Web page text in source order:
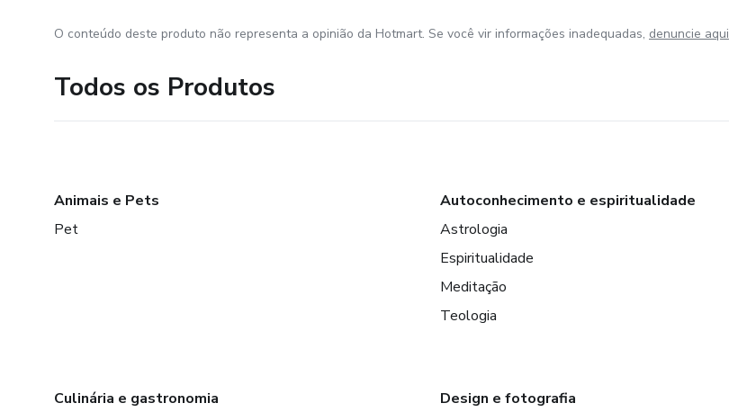
O conteúdo deste produto não representa a opinião da Hotmart. Se você vir informações inadequadas, denuncie aqui
Todos os Produtos
Animais e Pets
Pet
Autoconhecimento e espiritualidade
Astrologia
Espiritualidade
Meditação
Teologia
Culinária e gastronomia
Design e fotografia